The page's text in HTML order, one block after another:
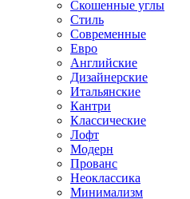
Скошенные углы
Стиль
Современные
Евро
Английские
Дизайнерские
Итальянские
Кантри
Классические
Лофт
Модерн
Прованс
Неоклассика
Минимализм